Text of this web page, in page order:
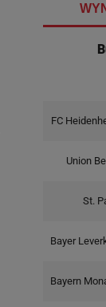
FC
Union
St.